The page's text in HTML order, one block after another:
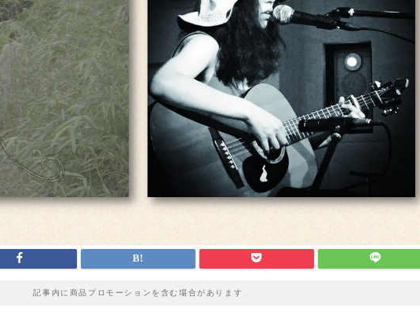
記事内に商品プロモーションを含む場合があります